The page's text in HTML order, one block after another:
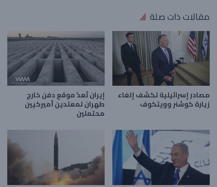
مقالات ذات صلة
مصادر إسرائيلية تكشف إلغاء
زيارة كوشنر وويتكوف
إيران تُعدّ موقع دفن خارج
طهران لمعتدين أميركيين
محتملين